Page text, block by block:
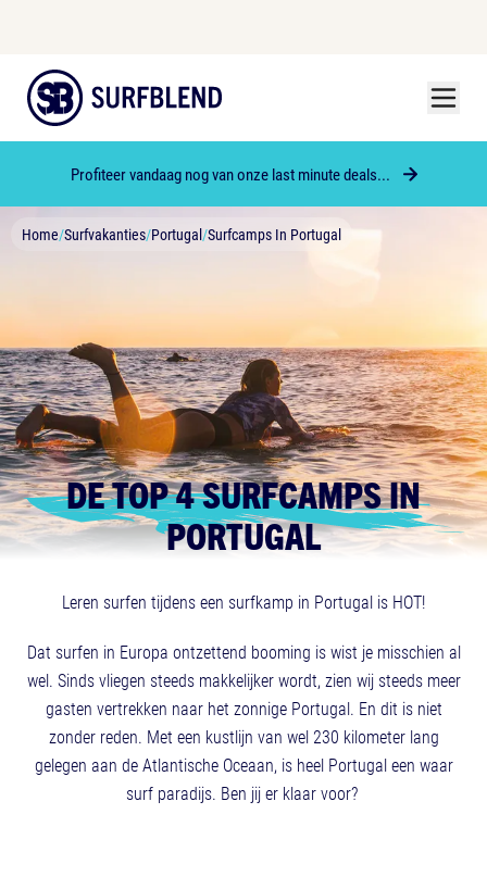
Surfblend
Menu
Profiteer vandaag nog van onze last minute deals...
Home/Surfvakanties/Portugal/Surfcamps In Portugal
DE TOP 4 SURFCAMPS IN
PORTUGAL
Leren surfen tijdens een surfkamp in Portugal is HOT!
Dat surfen in Europa ontzettend booming is wist je misschien al
wel. Sinds vliegen steeds makkelijker wordt, zien wij steeds meer
gasten vertrekken naar het zonnige Portugal. En dit is niet
zonder reden. Met een kustlijn van wel 230 kilometer lang
gelegen aan de Atlantische Oceaan, is heel Portugal een waar
surf paradijs. Ben jij er klaar voor?